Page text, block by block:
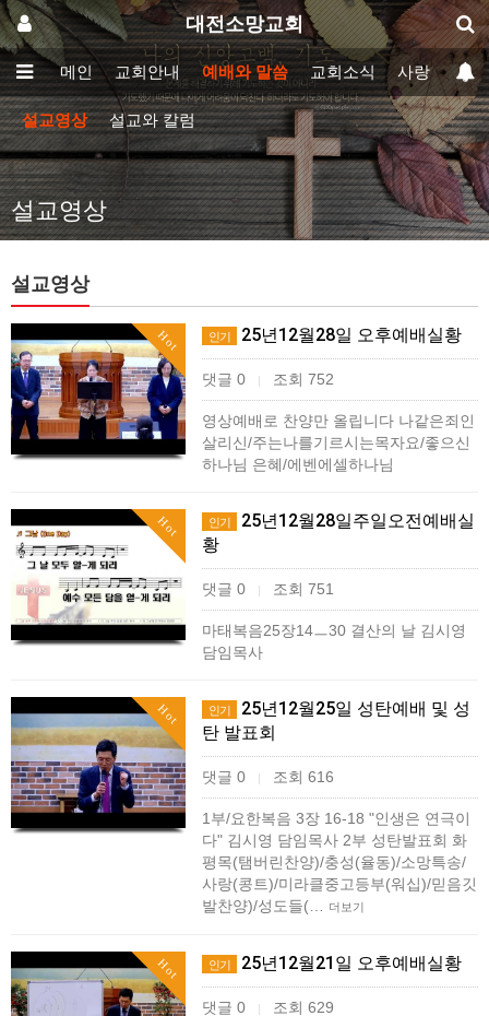
대전소망교회
메인 교회안내 예배와 말씀 교회소식 사랑방
설교영상 설교와 칼럼
설교영상
설교영상
Hot 인기 25년12월28일 오후예배실황
댓글 0 | 조회 752
영상예배로 찬양만 올립니다 나같은죄인
살리신/주는나를기르시는목자요/좋으신
하나님 은혜/에벤에셀하나님
Hot 인기
25년12월28일주일오전예배실
황
댓글 0 | 조회 751
마태복음25장14ㅡ30 결산의 날 김시영
담임목사
Hot 인기
25년12월25일 성탄예배 및 성
탄 발표회
댓글 0 | 조회 616
1부/요한복음 3장 16-18 "인생은 연극이
다" 김시영 담임목사 2부 성탄발표회 화
평목(탬버린찬양)/충성(율동)/소망특송/
사랑(콩트)/미라클중고등부(워십)/믿음깃
발찬양)/성도들(…
더보기
Hot 인기 25년12월21일 오후예배실황
댓글 0 | 조회 629